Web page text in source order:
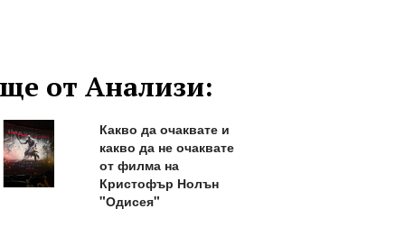
от Анализи:
Какво да очаквате и
какво да не очаквате
от филма на
Кристофър Нолън
"Одисея"